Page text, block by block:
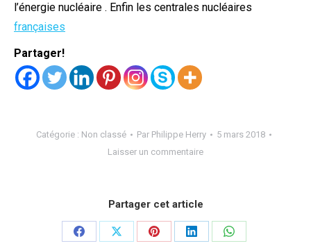
l’énergie nucléaire . Enfin les centrales nucléaires
françaises
Partager!
Catégorie : Non classé Par Philippe Herry
5 mars 2018
Laisser un commentaire
Partager cet article
PartagerPartagerPartagerPartagerPartager